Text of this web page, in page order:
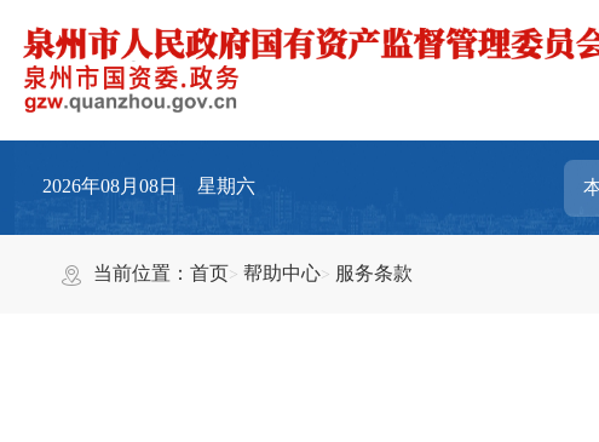
2026年08月08日 星期六
当前位置：首页 帮助中心 服务条款